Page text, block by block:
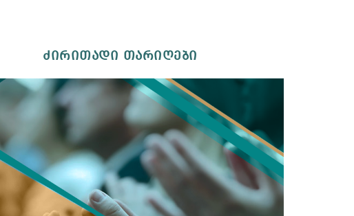
ძირითადი თარიღები